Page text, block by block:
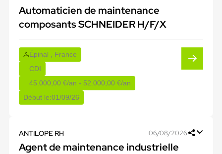
Automaticien de maintenance
composants SCHNEIDER H/F/X
Épinal , France
CDI
45.000,00 €/an - 52.000,00 €/an
Début le:01/09/26
ANTILOPE RH 06/08/2026
Agent de maintenance industrielle